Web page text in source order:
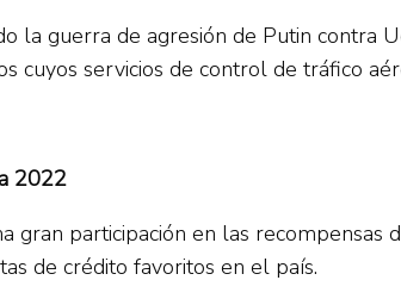
la guerra de agresión de Putin
cuyos servicios de control de tráfico
2022
participación en las recompensas
de crédito favoritos en el país.